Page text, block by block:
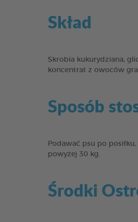
Skład
Skrobia kukurydziana,
koncentrat z owoców
Sposób
Podawać psu po
powyżej 30 kg.
Środki